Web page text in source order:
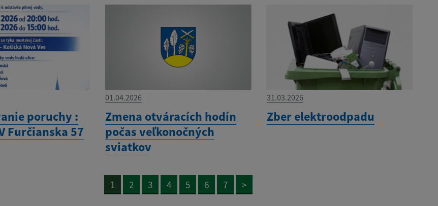
poruchy :
Furčianska 57
01.04.2026
Zmena otváracích hodín
počas veľkonočných
sviatkov
31.03.2026
Zber elektroodpadu
1 2 3 4 5 6 7 >